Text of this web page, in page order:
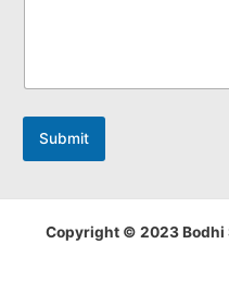
Submit
Copyright © 2023 Bodhi